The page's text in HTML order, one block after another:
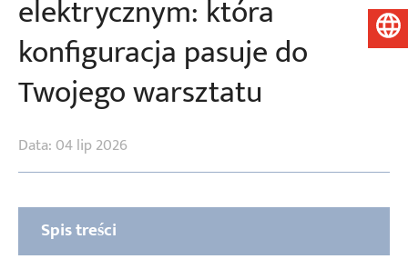
elektrycznym: która
konfiguracja pasuje do
Twojego warsztatu
Data: 04 lip 2026
Spis treści
Polski